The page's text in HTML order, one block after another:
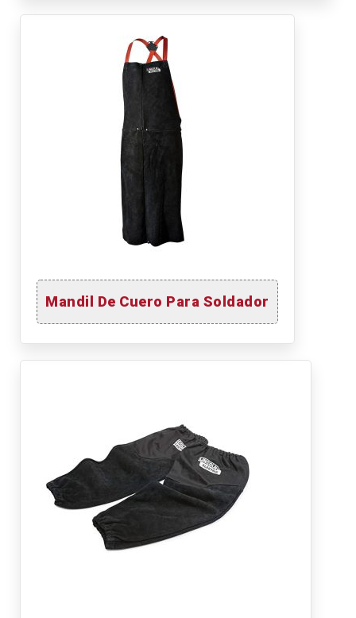
Mandil De Cuero Para Soldador